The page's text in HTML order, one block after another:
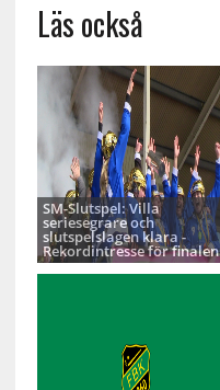
Läs också
SM-Slutspel: Villa
seriesegrare och
slutspelslagen klara -
Rekordintresse för finalen